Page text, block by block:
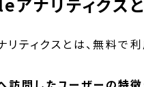
ティクスとは、無料で